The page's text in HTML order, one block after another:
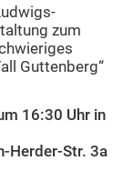
zum
Guttenberg“
16:30 Uhr in
Herder-Str. 3a